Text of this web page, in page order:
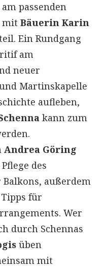
passenden
mit Bäuerin Karin
Ein Rundgang
am
neuer
Martinskapelle
aufleben,
kann zum
Göring
des
außerdem
für
Wer
durch Schennas
üben
mit